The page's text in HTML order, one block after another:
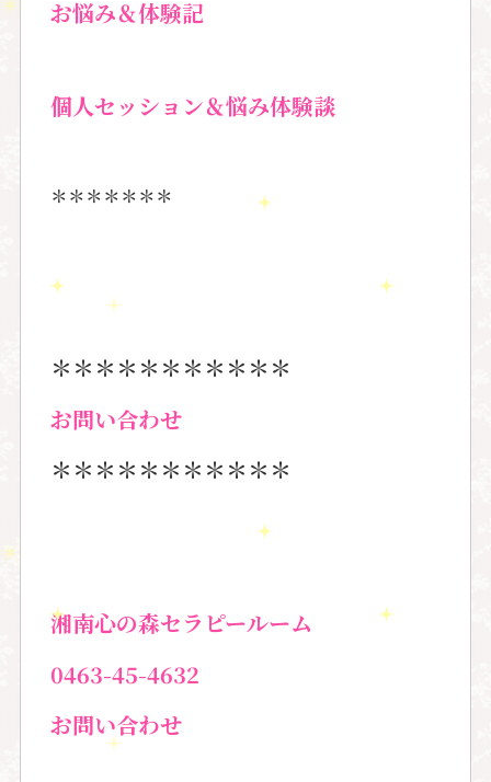
お悩み＆体験記
個人セッション＆悩み体験談
＊＊＊＊＊＊＊
＊＊＊＊＊＊＊＊＊＊＊
お問い合わせ
＊＊＊＊＊＊＊＊＊＊＊
湘南心の森セラピールーム
0463-45-4632
お問い合わせ